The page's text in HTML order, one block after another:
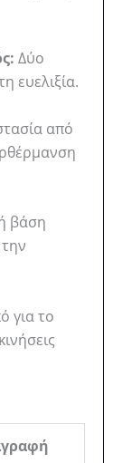
Δύο
ευελιξία.
από
βάση
για το